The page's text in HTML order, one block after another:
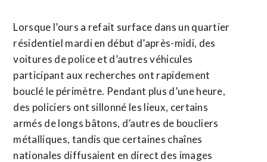
Lorsque ​l’ours a refait surface dans un quartier
résidentiel mardi en début d’après-midi, des
voitures de police et d’autres véhicules
participant aux recherches ont rapidement
bouclé le périmètre. Pendant plus d’une heure,
des policiers ont sillonné les lieux, certains
armés de longs bâtons, d’autres de boucliers
métalliques, tandis que certaines chaînes
nationales diffusaient ⁠en direct des images